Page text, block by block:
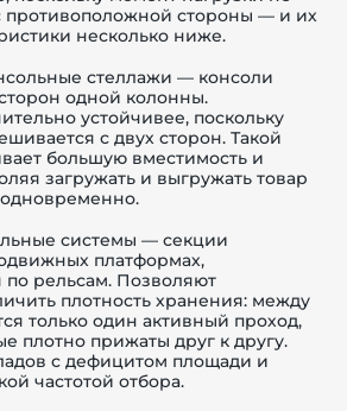
противоположной стороны — и их
несколько ниже.
стеллажи — консоли
одной колонны.
устойчивее, поскольку
с двух сторон. Такой
большую вместимость и
загружать и выгружать товар
системы — секции
платформах,
рельсам. Позволяют
плотность хранения: между
только один активный проход,
плотно прижаты друг к другу.
с дефицитом площади и
частотой отбора.